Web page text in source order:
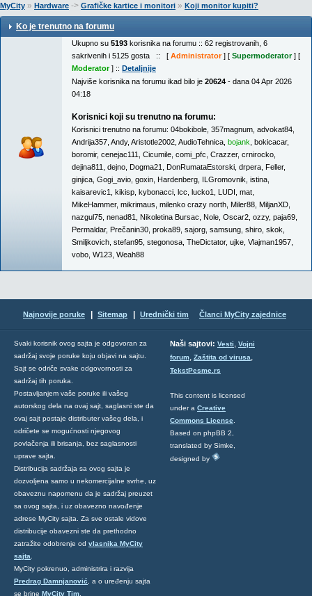
MyCity » Hardware -> Grafičke kartice i monitori » Koji monitor kupiti?
Ko je trenutno na forumu
Ukupno su 5193 korisnika na forumu :: 62 registrovanih, 6
sakrivenih i 5125 gosta :: [ Administrator] [ Supermoderator] [
Moderator] :: Detaljnije
Najviše korisnika na forumu ikad bilo je 20624 - dana 04 Apr 2026
04:18
Korisnici koji su trenutno na forumu:
Korisnici trenutno na forumu: 04bokibole 357magnum advokat84
Andrija357 Andy, Aristotle2002 AudioTehnica bojank bokicacar,
boromir, cenejac111 Cicumile comi_pfc Crazzer, crnirocko
dejina811
dejno Dogma21 DonRumataEstorski drpera Feller,
ginjica Gogi_avio goxin Hardenberg ILGromovnik istina
kaisarevic1
kikisp kybonacci lcc lucko1 LUDI mat
MikeHammer, mikrimaus milenko crazy north Miler88 MiljanXD
nazgul75 nenad81 Nikoletina Bursac Nole Oscar2 ozzy, paja69
Permaldar, Prečanin30 proka89 sajorg samsung shiro skok
Smiljkovich stefan95 stegonosa TheDictator, ujke Vlajman1957
vobo W123 Weah88
Najnovije poruke Sitemap Urednički tim Članci MyCity zajednice
Svaki korisnik ovog sajta je odgovoran za
sadržaj svoje poruke koju objavi na sajtu.
Sajt se odriče svake odgovornosti za
sadržaj tih poruka.
Postavljanjem vaše poruke ili vašeg
autorskog dela na ovaj sajt, saglasni ste da
ovaj sajt postaje distributer vašeg dela, i
odričete se mogućnosti njegovog
povlačenja ili brisanja, bez saglasnosti
uprave sajta.
Distribucija sadržaja sa ovog sajta je
dozvoljena samo u nekomercijalne svrhe, uz
obaveznu napomenu da je sadržaj preuzet
sa ovog sajta, i uz obavezno navođenje
adrese MyCity sajta. Za sve ostale vidove
distribucije obavezni ste da prethodno
zatražite odobrenje od vlasnika MyCity
sajta
MyCity pokrenuo, administrira i razvija
Predrag Damnjanović , a o uređenju sajta
se brine MyCity Tim
Naši sajtovi: Vesti, Vojni
forum, Zaštita od virusa,
TekstPesme.rs
This content is licensed
under a Creative
Commons License
Based on phpBB 2,
translated by Simke,
designed by